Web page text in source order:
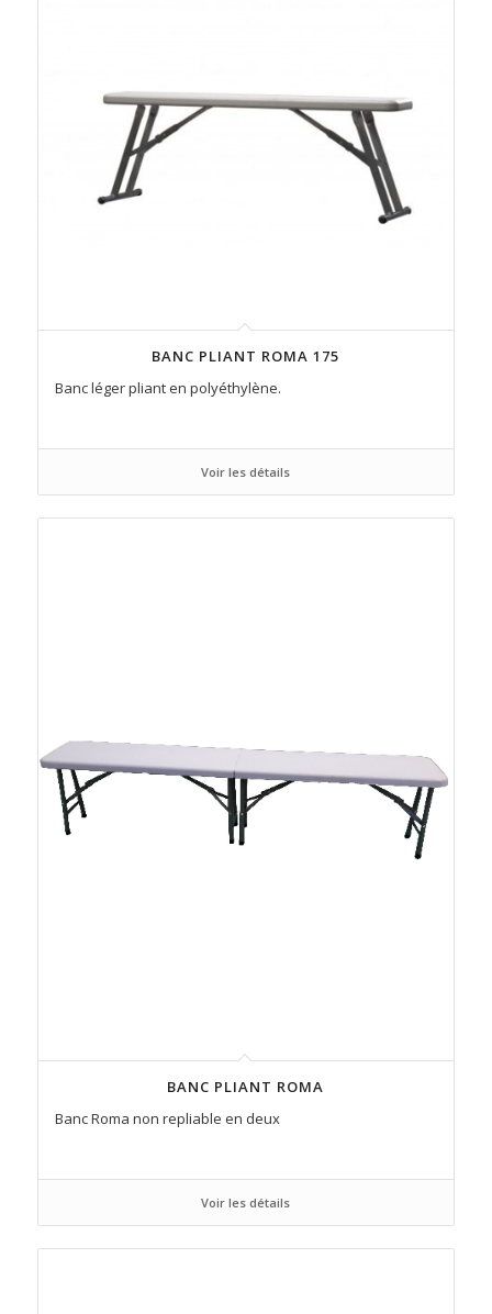
BANC PLIANT ROMA 175
Banc léger pliant en polyéthylène.
Voir les détails
BANC PLIANT ROMA
Banc Roma non repliable en deux
Voir les détails